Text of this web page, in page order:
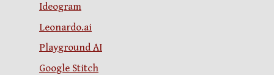
Ideogram
Leonardo.ai
Playground AI
Google Stitch